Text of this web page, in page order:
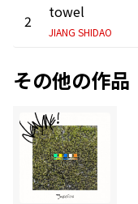
2 towel
JIANG SHIDAO
その他の作品